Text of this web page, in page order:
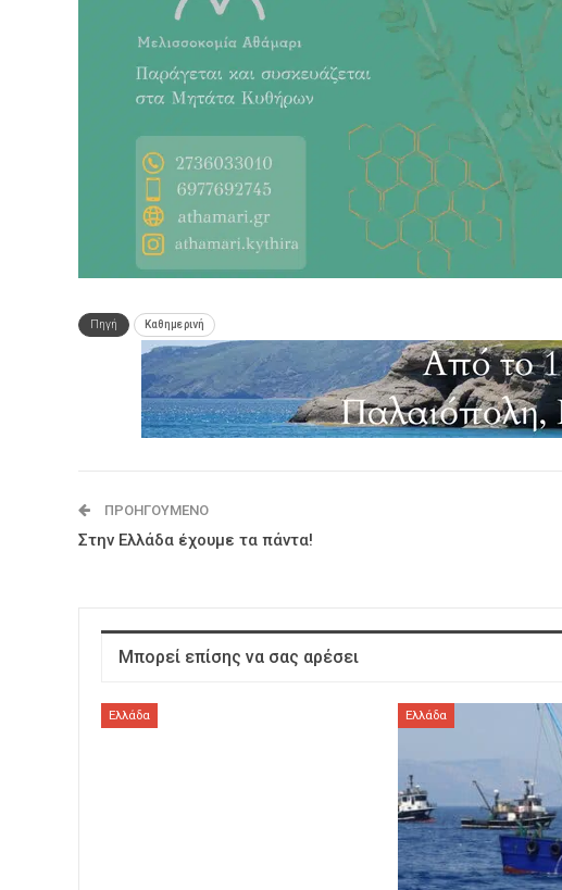
Πηγή Καθημερινή
ΠΡΟΗΓΟΎΜΕΝΟ
Στην Ελλάδα έχουμε τα πάντα!
Μπορεί επίσης να σας αρέσει
Ελλάδα Ελλάδα